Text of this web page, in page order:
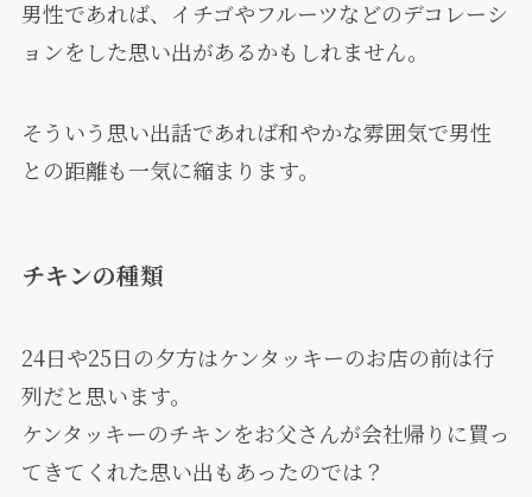
男性であれば、イチゴやフルーツなどのデコレーシ
ョンをした思い出があるかもしれません。
そういう思い出話であれば和やかな雰囲気で男性
との距離も一気に縮まります。
チキンの種類
24日や25日の夕方はケンタッキーのお店の前は行
列だと思います。
ケンタッキーのチキンをお父さんが会社帰りに買っ
てきてくれた思い出もあったのでは？